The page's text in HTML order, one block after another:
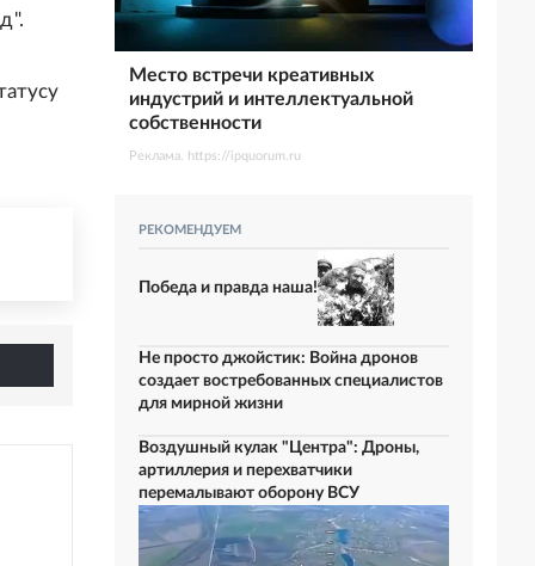
Место встречи креативных
индустрий и интеллектуальной
собственности
Реклама. https://ipquorum.ru
РЕКОМЕНДУЕМ
Победа и правда наша!
Не просто джойстик: Война дронов
создает востребованных специалистов
для мирной жизни
Воздушный кулак "Центра": Дроны,
артиллерия и перехватчики
перемалывают оборону ВСУ